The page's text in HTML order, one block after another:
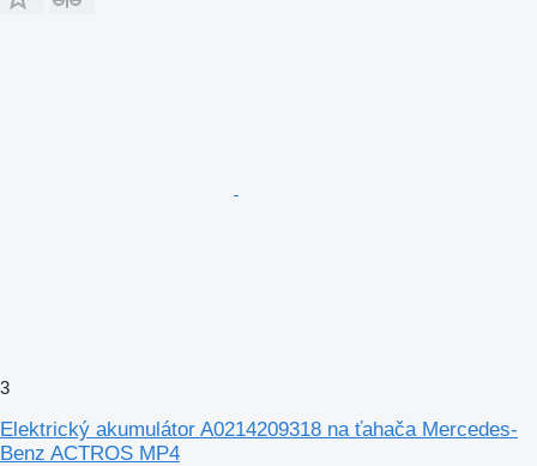
3
Elektrický akumulátor A0214209318 na ťahača Mercedes-
Benz ACTROS MP4